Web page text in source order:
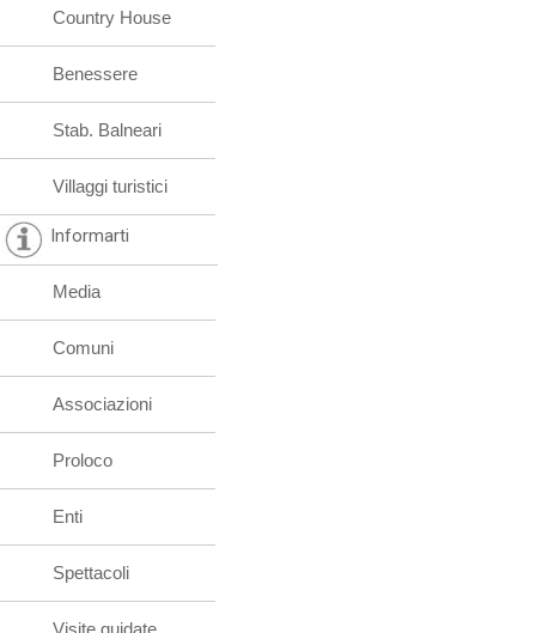
Country House
Benessere
Stab. Balneari
Villaggi turistici
Informarti
Media
Comuni
Associazioni
Proloco
Enti
Spettacoli
Visite guidate